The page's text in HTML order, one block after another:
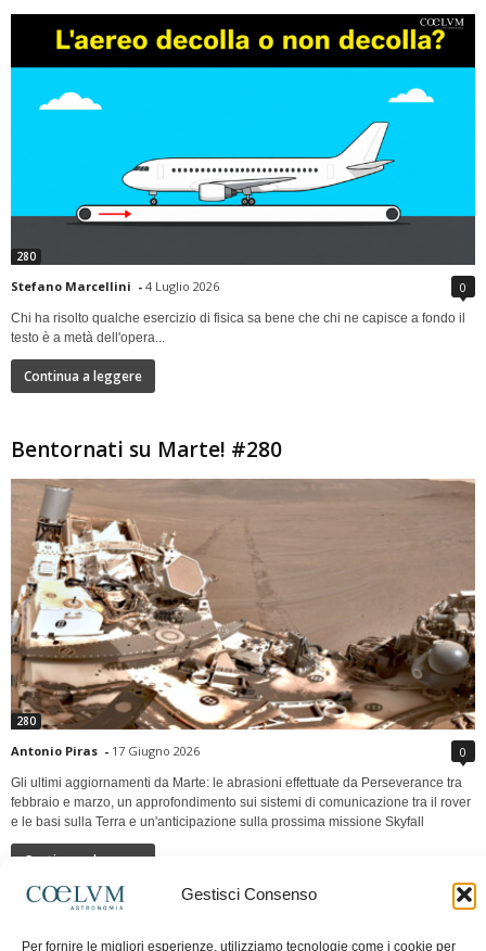
Gestisci Consenso
Per fornire le migliori esperienze, utilizziamo tecnologie come i cookie per
280
Stefano Marcellini - 4 Luglio 2026 0
Chi ha risolto qualche esercizio di fisica sa bene che chi ne capisce a fondo il
testo è a metà dell'opera...
Continua a leggere
Bentornati su Marte! #280
280
Antonio Piras - 17 Giugno 2026 0
Gli ultimi aggiornamenti da Marte: le abrasioni effettuate da Perseverance tra
febbraio e marzo, un approfondimento sui sistemi di comunicazione tra il rover
e le basi sulla Terra e un'anticipazione sulla prossima missione Skyfall
Continua a leggere